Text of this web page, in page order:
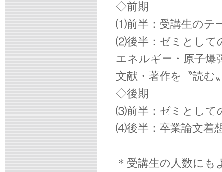
◇前期
⑴前半：受講生のテ
⑵後半：ゼミとして
エネルギー・原子爆
文献・著作を〝読む
◇後期
⑶前半：ゼミとして
⑷後半：卒業論文着
＊受講生の人数に